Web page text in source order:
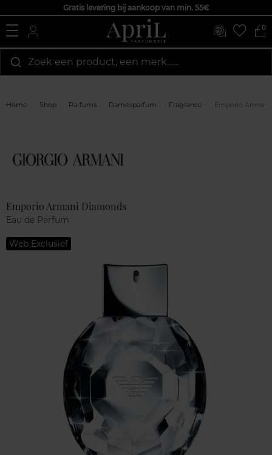
Gratis levering bij aankoop van min. 55€
0
Zoek een product, een merk…...
Home Shop Parfums Damesparfum Fragrance Emporio Armani
Emporio Armani Diamonds
Eau de Parfum
Web Exclusief